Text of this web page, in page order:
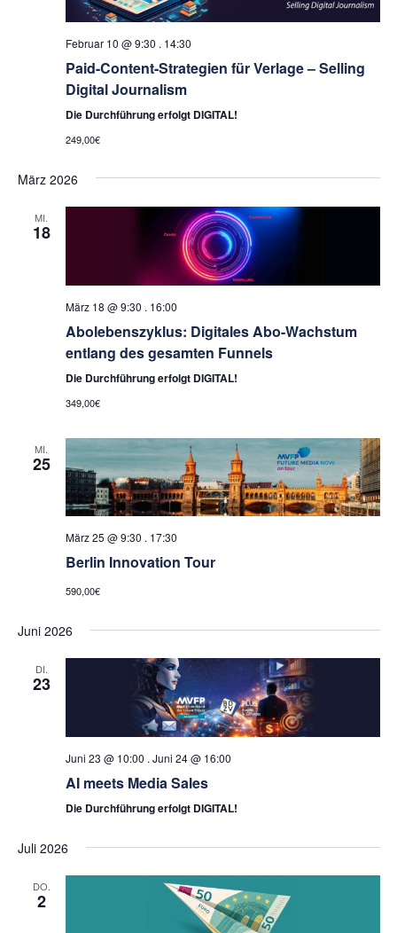
Februar 10 @ 9:30 . 14:30
Paid-Content-Strategien für Verlage – Selling
Digital Journalism
Die Durchführung erfolgt DIGITAL!
249,00€
März 2026
MI.
18
März 18 @ 9:30 . 16:00
Abolebenszyklus: Digitales Abo-Wachstum
entlang des gesamten Funnels
Die Durchführung erfolgt DIGITAL!
349,00€
MI.
25
März 25 @ 9:30 . 17:30
Berlin Innovation Tour
590,00€
Juni 2026
DI.
23
Juni 23 @ 10:00 . Juni 24 @ 16:00
AI meets Media Sales
Die Durchführung erfolgt DIGITAL!
Juli 2026
DO.
2